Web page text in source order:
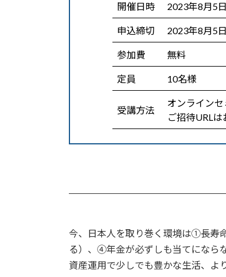
開催日時 2023年8月5
申込締切 2023年8月5
参加費 無料
定員 10名様
受講方法
オンラインセ
ご招待URL
今、日本人を取り巻く環境は①長寿
る）、④年金が必ずしも当てにならな
資産運用で少しでも豊かな生活、よ